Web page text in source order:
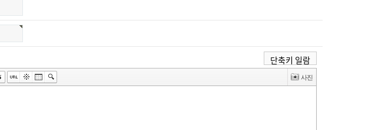
단축키 일람